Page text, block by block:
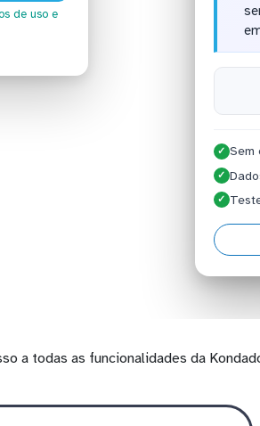
de uso e
✓ Sem
✓
✓
a todas as funcionalidades da